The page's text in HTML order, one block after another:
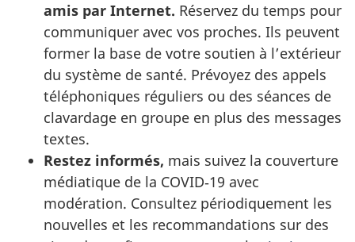
amis par Internet. Réservez du temps pour
communiquer avec vos proches. Ils peuvent
former la base de votre soutien à l’extérieur
du système de santé. Prévoyez des appels
téléphoniques réguliers ou des séances de
clavardage en groupe en plus des messages
textes.
Restez informés, mais suivez la couverture
médiatique de la COVID‑19 avec
modération. Consultez périodiquement les
nouvelles et les recommandations sur des